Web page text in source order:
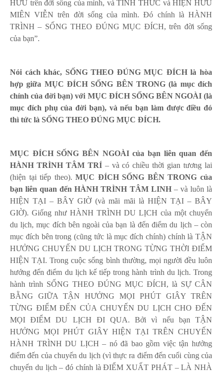
HỮU trên đời sống của mình, và TỈNH THỨC và HIỆN HỮU
MIÊN VIỄN trên đời sống của mình. Đó chính là HÀNH
TRÌNH – SỐNG THEO ĐÚNG MỤC ĐÍCH, trên đời sống
của bạn”.
Nói cách khác, SỐNG THEO ĐÚNG MỤC ĐÍCH là hòa
hợp giữa MỤC ĐÍCH SỐNG BÊN TRONG (là mục đích
chính của đời bạn) với MỤC ĐÍCH SỐNG BÊN NGOÀI (là
mục đích phụ của đời bạn), và nếu bạn làm được điều đó
thì tức là SỐNG THEO ĐÚNG MỤC ĐÍCH.
MỤC ĐÍCH SỐNG BÊN NGOÀI của bạn liên quan đến
HÀNH TRÌNH TÂM TRÍ– và có chiều thời gian tương lai
(hiện tại tiếp theo).MỤC ĐÍCH SỐNG BÊN TRONG của
bạn liên quan đến HÀNH TRÌNH TÂM LINH – và luôn là
HIỆN TẠI – BÂY GIỜ (và mãi mãi là HIỆN TẠI – BÂY
GIỜ). Giống như HÀNH TRÌNH DU LỊCH của một chuyến
du lịch, mục đích bên ngoài của bạn là đến điểm du lịch – còn
mục đích bên trong (cũng tức là mục đích chính) chính là TẬN
HƯỞNG CHUYẾN DU LỊCH TRONG TỪNG THỜI ĐIỂM
HIỆN TẠI. Trong cuộc sống bình thường, mọi người đều luôn
hướng đến điểm du lịch kế tiếp trong hành trình du lịch. Trong
hành trình SỐNG THEO ĐÚNG MỤC ĐÍCH, là SỰ CÂN
BẰNG GIỮA TẬN HƯỞNG MỌI PHÚT GIÂY TRÊN
TỪNG ĐIỂM ĐẾN CỦA CHUYẾN DU LỊCH CHO ĐẾN
MỌI ĐIỂM DU LỊCH ĐI QUA. Bởi vì nếu bạn TẬN
HƯỞNG MỌI PHÚT GIÂY HIỆN TẠI TRÊN CHUYẾN
HÀNH TRÌNH DU LỊCH – nó đã bao gồm việc tận hưởng
điểm đến của chuyến du lịch (vì thực ra điểm đến cuối cùng của
chuyến du lịch – đó chính là ĐIỂM XUẤT PHÁT – LÀ NHÀ